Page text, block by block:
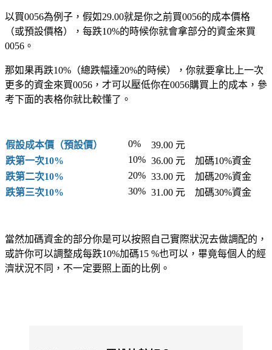
以買0056為例子，假如29.00就是你之前買0056的成本價格
（或預設價格），每跌10%的時候你就會拿部分的資金來買
0056。
那如果再跌10%（總跌幅達20%的時候），你就要拿比上一次
更多的資金來買0056，才可以壓低你在0056購買上的成本，參
考下面的表格你就比較懂了。
假設成本價（預設價） 0%
39.00 元
跌第一次10%
10% 36.00 元
加碼10%資金
跌第二次10%
20% 33.00 元
加碼20%資金
跌第三次10%
30% 31.00 元 加碼30%資金
當然加碼資金的部分你是可以按照自己實際狀況去做調配的，
或許你可以調整成每跌10%加碼15 %也可以，畢竟每個人的經
濟狀況不同，不一定要照上面的比例。